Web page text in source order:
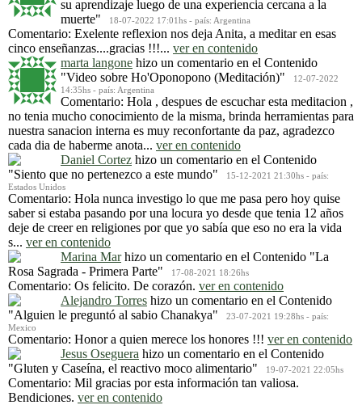
su aprendizaje luego de una experiencia cercana a la
muerte"
18-07-2022 17:01hs - país: Argentina
Comentario: Exelente reflexion nos deja Anita, a meditar en esas
cinco enseñanzas....gracias !!!... ver en contenido
marta langone hizo un comentario en el Contenido
"Video sobre Ho'Oponopono (Meditación)"
12-07-2022
14:35hs - país: Argentina
Comentario: Hola , despues de escuchar esta meditacion ,
no tenia mucho conocimiento de la misma, brinda herramientas para
nuestra sanacion interna es muy reconfortante da paz, agradezco
cada dia de haberme anota... ver en contenido
Daniel Cortez hizo un comentario en el Contenido
"Siento que no pertenezco a este mundo"
15-12-2021 21:30hs - país:
Estados Unidos
Comentario: Hola nunca investigo lo que me pasa pero hoy quise
saber si estaba pasando por una locura yo desde que tenia 12 años
deje de creer en religiones por que yo sabía que eso no era la vida
s... ver en contenido
Marina Marhizo un comentario en el Contenido "La
Rosa Sagrada - Primera Parte"
17-08-2021 18:26hs
Comentario: Os felicito. De corazón. ver en contenido
Alejandro Torres hizo un comentario en el Contenido
"Alguien le preguntó al sabio Chanakya"
23-07-2021 19:28hs - país:
Mexico
Comentario: Honor a quien merece los honores !!! ver en contenido
Jesus Oseguera hizo un comentario en el Contenido
"Gluten y Caseína, el reactivo moco alimentario"
19-07-2021 22:05hs
Comentario: Mil gracias por esta información tan valiosa.
Bendiciones. ver en contenido